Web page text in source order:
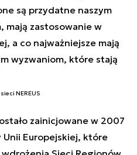
są przydatne naszym
mają zastosowanie w
a co najważniejsze mają
wyzwaniom, które stają
NEREUS
zainicjowane w 2007
Unii Europejskiej, które